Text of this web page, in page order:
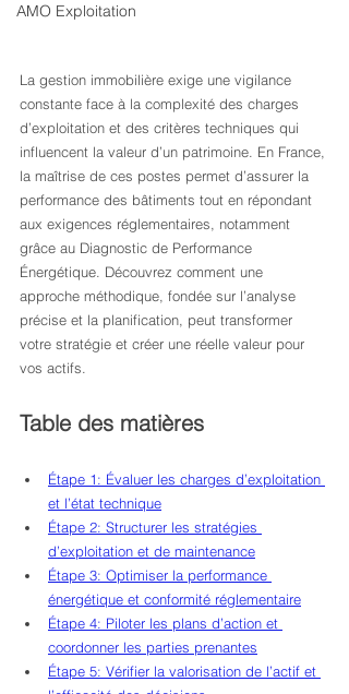
AMO Exploitation
La gestion immobilière exige une vigilance
constante face à la complexité des charges
d’exploitation et des critères techniques qui
influencent la valeur d’un patrimoine. En France,
la maîtrise de ces postes permet d’assurer la
performance des bâtiments tout en répondant
aux exigences réglementaires, notamment
grâce au Diagnostic de Performance
Énergétique. Découvrez comment une
approche méthodique, fondée sur l’analyse
précise et la planification, peut transformer
votre stratégie et créer une réelle valeur pour
vos actifs.
Table des matières
Étape 1: Évaluer les charges d’exploitation
et l’état technique
Étape 2: Structurer les stratégies
d’exploitation et de maintenance
Étape 3: Optimiser la performance
énergétique et conformité réglementaire
Étape 4: Piloter les plans d’action et
coordonner les parties prenantes
Étape 5: Vérifier la valorisation de l’actif et